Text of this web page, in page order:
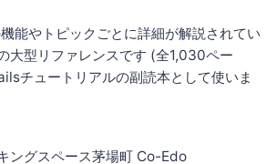
能やトピックごとに詳細が解説されてい
大型リファレンスです (全1,030ペー
チュートリアルの副読本として使いま
ングスペース茅場町 Co-Edo